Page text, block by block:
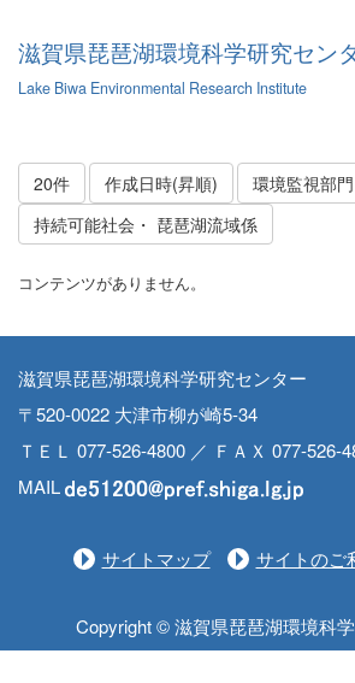
滋賀県琵琶湖環境科学研究セン
Lake Biwa Environmental Research Institute
20件 作成日時(昇順)
環境監視部門
持続可能社会・ 琵琶湖流域係
コンテンツがありません。
滋賀県琵琶湖環境科学研究センター
〒520-0022 大津市柳が崎5-34
ＴＥＬ 077-526-4800 ／ ＦＡＸ 077-526-
MAIL
サイトマップ サイトのご
Copyright © 滋賀県琵琶湖環境科